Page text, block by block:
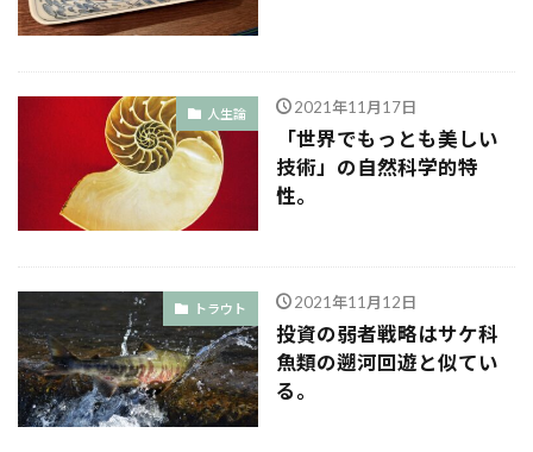
人生論 2021年11月17日
「世界でもっとも美しい
技術」の自然科学的特
性。
トラウト 2021年11月12日
投資の弱者戦略はサケ科
魚類の遡河回遊と似てい
る。